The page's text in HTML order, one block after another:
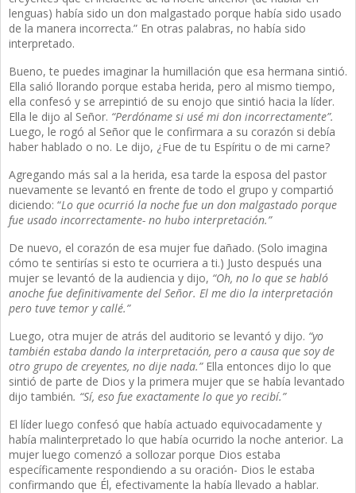
lenguas) había sido un don malgastado porque había sido usado
de la manera incorrecta.” En otras palabras, no había sido
interpretado.
Bueno, te puedes imaginar la humillación que esa hermana sintió.
Ella salió llorando porque estaba herida, pero al mismo tiempo,
ella confesó y se arrepintió de su enojo que sintió hacia la líder.
Ella le dijo al Señor. “Perdóname si usé mi don incorrectamente”.
Luego, le rogó al Señor que le confirmara a su corazón si debía
haber hablado o no. Le dijo, ¿Fue de tu Espíritu o de mi carne?
Agregando más sal a la herida, esa tarde la esposa del pastor
nuevamente se levantó en frente de todo el grupo y compartió
diciendo: “Lo que ocurrió la noche fue un don malgastado porque
fue usado incorrectamente- no hubo interpretación.”
De nuevo, el corazón de esa mujer fue dañado. (Solo imagina
cómo te sentirías si esto te ocurriera a ti.) Justo después una
mujer se levantó de la audiencia y dijo, “Oh, no lo que se habló
anoche fue definitivamente del Señor. El me dio la interpretación
pero tuve temor y callé.”
Luego, otra mujer de atrás del auditorio se levantó y dijo. “yo
también estaba dando la interpretación, pero a causa que soy de
otro grupo de creyentes, no dije nada.”Ella entonces dijo lo que
sintió de parte de Dios y la primera mujer que se había levantado
dijo también. “Sí, eso fue exactamente lo que yo recibí.”
El líder luego confesó que había actuado equivocadamente y
había malinterpretado lo que había ocurrido la noche anterior. La
mujer luego comenzó a sollozar porque Dios estaba
específicamente respondiendo a su oración- Dios le estaba
confirmando que Él, efectivamente la había llevado a hablar.